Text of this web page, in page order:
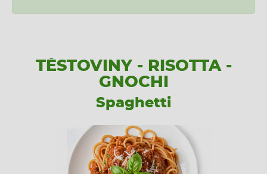
TĚSTOVINY - RISOTTA -
GNOCHI
Spaghetti